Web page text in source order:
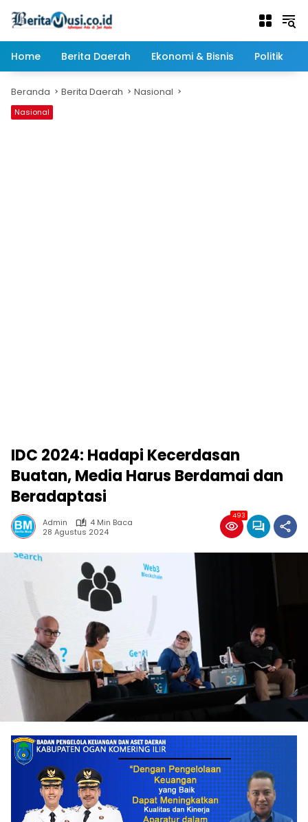
Home
Berita Daerah Ekonomi & Bisnis Politik
Beranda Berita Daerah Nasional
Nasional
IDC 2024: Hadapi Kecerdasan
Buatan, Media Harus Berdamai dan
Beradaptasi
Admin
4 Min Baca
28 Agustus 2024
493